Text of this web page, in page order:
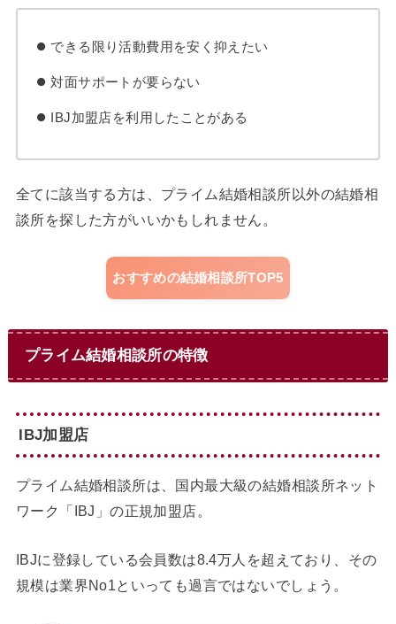
できる限り活動費用を安く抑えたい
対面サポートが要らない
IBJ加盟店を利用したことがある
全てに該当する方は、プライム結婚相談所以外の結婚相
談所を探した方がいいかもしれません。
おすすめの結婚相談所TOP5
プライム結婚相談所の特徴
IBJ加盟店
プライム結婚相談所は、国内最大級の結婚相談所ネット
ワーク「IBJ」の正規加盟店。
IBJに登録している会員数は8.4万人を超えており、その
規模は業界No1といっても過言ではないでしょう。